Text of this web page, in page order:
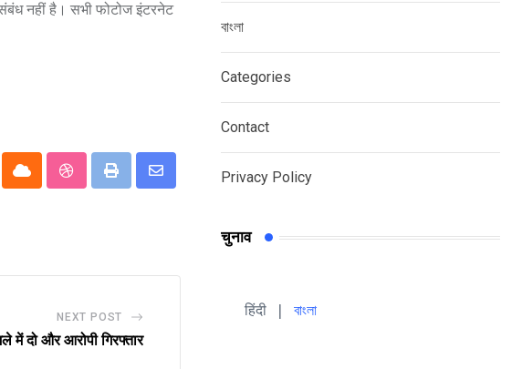
नहीं है। सभी फोटोज इंटरनेट
Cloud StumbleUpon
Print
Share
NEXT POST
में दो और आरोपी गिरफ्तार
বাংলা
Categories
Contact
Privacy Policy
चुनाव
हिंदी | বাংলা